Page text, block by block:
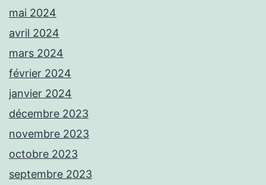
mai 2024
avril 2024
mars 2024
février 2024
janvier 2024
décembre 2023
novembre 2023
octobre 2023
septembre 2023